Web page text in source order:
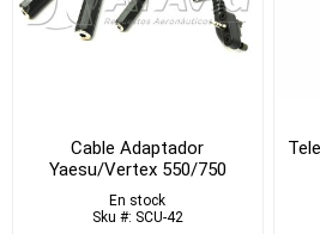
Cable Adaptador
Yaesu/Vertex 550/750
En stock
Sku #: SCU-42